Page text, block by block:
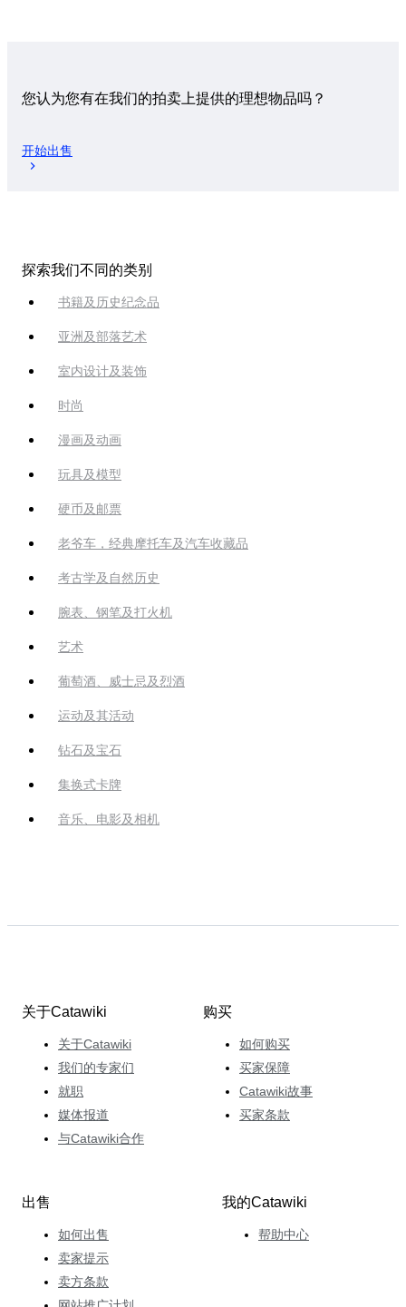
您认为您有在我们的拍卖上提供的理想物品吗？
开始出售
探索我们不同的类别
书籍及历史纪念品
亚洲及部落艺术
室内设计及装饰
时尚
漫画及动画
玩具及模型
硬币及邮票
老爷车，经典摩托车及汽车收藏品
考古学及自然历史
腕表、钢笔及打火机
艺术
葡萄酒、威士忌及烈酒
运动及其活动
钻石及宝石
集换式卡牌
音乐、电影及相机
关于Catawiki
关于Catawiki
我们的专家们
就职
媒体报道
与Catawiki合作
购买
如何购买
买家保障
Catawiki故事
买家条款
出售
如何出售
卖家提示
卖方条款
我的Catawiki
帮助中心